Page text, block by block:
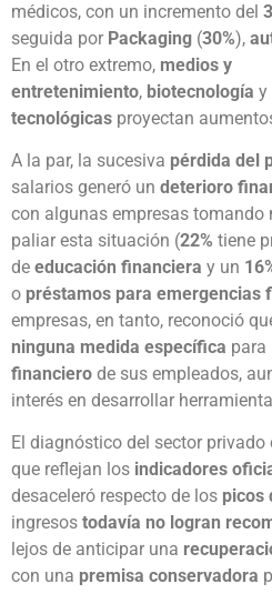
médicos, con un incremento del
seguida por Packaging (30%),
En el otro extremo, medios y
entretenimiento, biotecnología y
tecnológicas proyectan
A la par, la sucesiva pérdida del
salarios generó un deterioro
con algunas empresas tomando
paliar esta situación (22% tiene
de educación financiera y un
o préstamos para emergencias
empresas, en tanto, reconoció
ninguna medida específica para
financiero de sus empleados,
interés en desarrollar
El diagnóstico del sector
que reflejan los indicadores
desaceleró respecto de los picos
ingresos todavía no logran
lejos de anticipar una
con una premisa conservadora